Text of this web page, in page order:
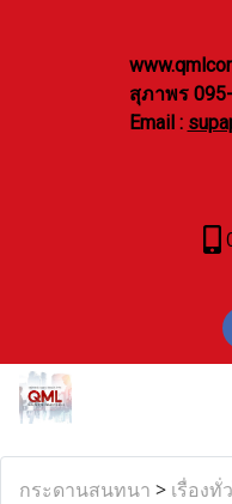
สุภาพร
Email :
กระดานสนทนา > เรื่องทั่